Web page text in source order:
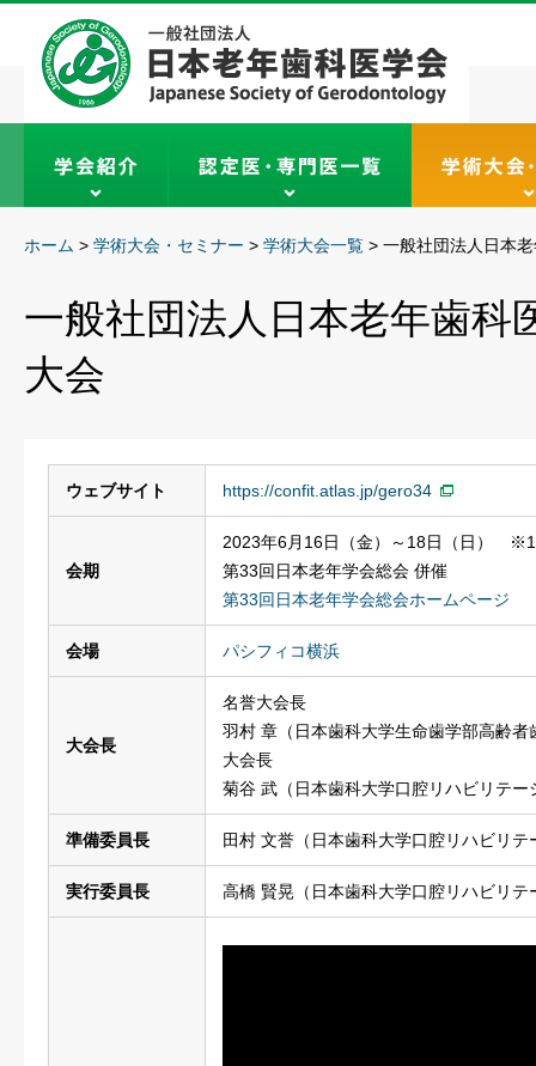
ホーム > 学術大会・セミナー > 学術大会一覧 > 一般社団法人日本
一般社団法人日本老年歯科
大会
ウェブサイト https://confit.atlas.jp/gero34
会期
2023年6月16日（金）～18日（日）
第33回日本老年学会総会 併催
第33回日本老年学会総会ホームページ
会場 パシフィコ横浜
大会長
名誉大会長
羽村 章 （日本歯科大学生命歯学部高齢
大会長
菊谷 武 （日本歯科大学口腔リハビリテ
準備委員長 田村 文誉 （日本歯科大学口腔リハビリ
実行委員長 高橋 賢晃 （日本歯科大学口腔リハビリ